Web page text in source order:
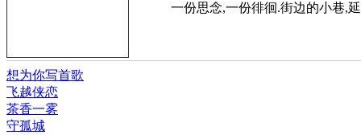
一份思念,一份徘徊.街边的小巷,延
想为你写首歌
飞越侠恋
茶香一雾
守孤城